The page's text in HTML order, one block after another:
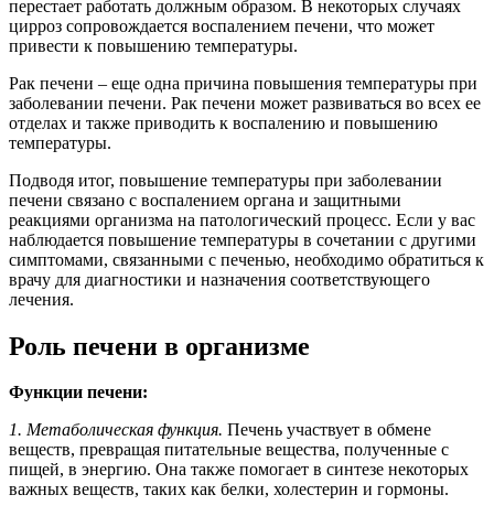
перестает работать должным образом. В некоторых случаях
цирроз сопровождается воспалением печени, что может
привести к повышению температуры.
Рак печени – еще одна причина повышения температуры при
заболевании печени. Рак печени может развиваться во всех ее
отделах и также приводить к воспалению и повышению
температуры.
Подводя итог, повышение температуры при заболевании
печени связано с воспалением органа и защитными
реакциями организма на патологический процесс. Если у вас
наблюдается повышение температуры в сочетании с другими
симптомами, связанными с печенью, необходимо обратиться к
врачу для диагностики и назначения соответствующего
лечения.
Роль печени в организме
Функции печени:
1. Метаболическая функция. Печень участвует в обмене
веществ, превращая питательные вещества, полученные с
пищей, в энергию. Она также помогает в синтезе некоторых
важных веществ, таких как белки, холестерин и гормоны.